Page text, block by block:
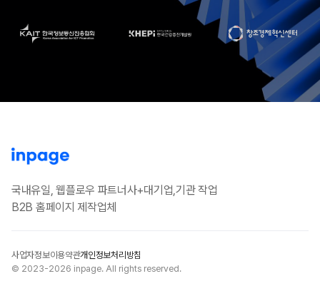
국내유일, 웹플로우 파트너사+대기업,기관 작업
B2B 홈페이지 제작업체
© 2023-2026 inpage. All rights reserved.
사업자정보이용약관개인정보처리방침